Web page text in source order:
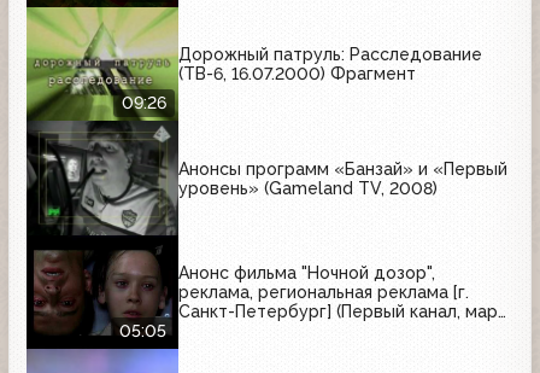
09:26
Дорожный патруль: Расследование
(ТВ-6, 16.07.2000) Фрагмент
Анонсы программ «Банзай» и «Первый
уровень» (Gameland TV, 2008)
05:05
Анонс фильма "Ночной дозор",
реклама, региональная реклама [г.
Санкт-Петербург] (Первый канал, март